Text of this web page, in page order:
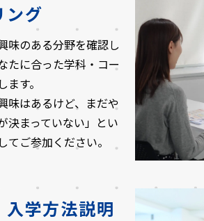
ング
味のある分野を確認し
たに合った学科・コー
す。
味はあるけど、まだや
決まっていない」とい
てご参加ください。
学方法説明